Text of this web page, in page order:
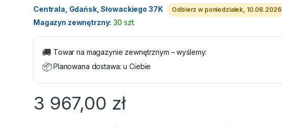
Centrala, Gdańsk, Słowackiego 37K Odbierz w poniedziałek, 10.08.2026
Magazyn zewnętrzny: 30 szt.
🚚 Towar na magazynie zewnętrznym – wyślemy:
📦Planowana dostawa:u Ciebie
3 967,00 zł